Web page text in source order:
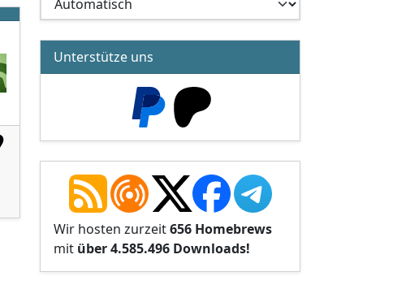
Unterstütze uns
Wir hosten zurzeit656 Homebrews
mit über 4.585.496 Downloads!